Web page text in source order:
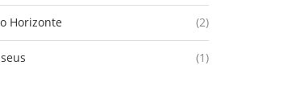
Horizonte (2)
(1)